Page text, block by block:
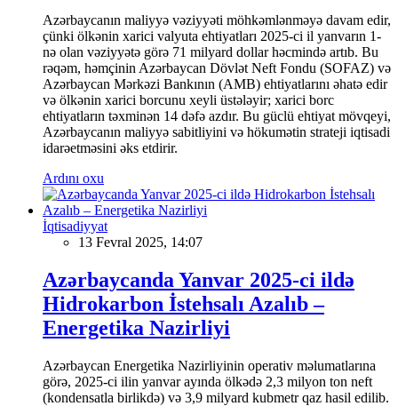
Azərbaycanın maliyyə vəziyyəti möhkəmlənməyə davam edir,
çünki ölkənin xarici valyuta ehtiyatları 2025-ci il yanvarın 1-
nə olan vəziyyətə görə 71 milyard dollar həcmində artıb. Bu
rəqəm, həmçinin Azərbaycan Dövlət Neft Fondu (SOFAZ) və
Azərbaycan Mərkəzi Bankının (AMB) ehtiyatlarını əhatə edir
və ölkənin xarici borcunu xeyli üstələyir; xarici borc
ehtiyatların təxminən 14 dəfə azdır. Bu güclü ehtiyat mövqeyi,
Azərbaycanın maliyyə sabitliyini və hökumətin strateji iqtisadi
idarəetməsini əks etdirir.
Ardını oxu
İqtisadiyyat
13 Fevral 2025, 14:07
Azərbaycanda Yanvar 2025-ci ildə
Hidrokarbon İstehsalı Azalıb –
Energetika Nazirliyi
Azərbaycan Energetika Nazirliyinin operativ məlumatlarına
görə, 2025-ci ilin yanvar ayında ölkədə 2,3 milyon ton neft
(kondensatla birlikdə) və 3,9 milyard kubmetr qaz hasil edilib.